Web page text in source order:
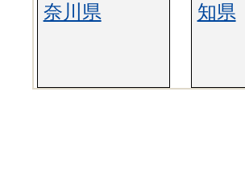
奈川県
知県